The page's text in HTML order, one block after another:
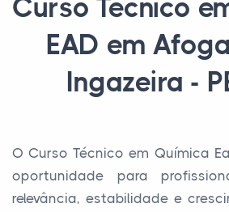
Curso Técnico
EAD em
Ingazeira -
O Curso Técnico em Química
oportunidade para
relevância, estabilidade e